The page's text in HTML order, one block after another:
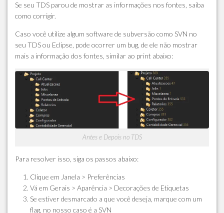
Se seu TDS parou de mostrar as informações nos fontes, saiba
como corrigir.
Caso você utilize algum software de subversão como SVN no
seu TDS ou Eclipse, pode ocorrer um bug, de ele não mostrar
mais a informação dos fontes, similar ao print abaixo:
Antes e Depois no TDS
Para resolver isso, siga os passos abaixo:
Clique em Janela > Preferências
Vá em Gerais > Aparência > Decorações de Etiquetas
Se estiver desmarcado a que você deseja, marque com um
flag, no nosso caso é a SVN